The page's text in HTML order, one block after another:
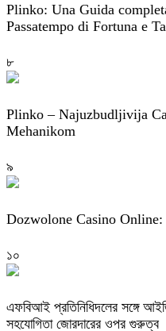
Plinko: Una Guida
Passatempo di Fortuna e
৮
Plinko – Najuzbudljivija
Mehanikom
৯
Dozwolone Casino
১০
এফবিআই প্রতিনিধিদলের সঙ্গে
সহযোগিতা জোরদারের ওপর গুরুত্ব